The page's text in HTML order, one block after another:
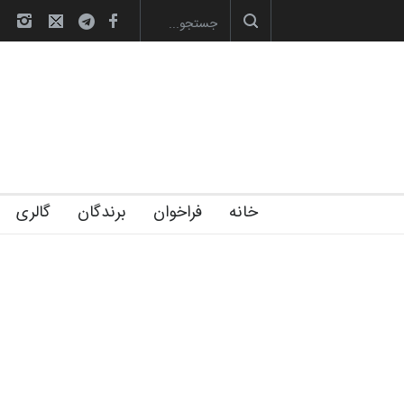
آغاز دوره‌های تخصصی فصل تابستان 1405 خانه کا…
خانه فراخوان برندگان گالری